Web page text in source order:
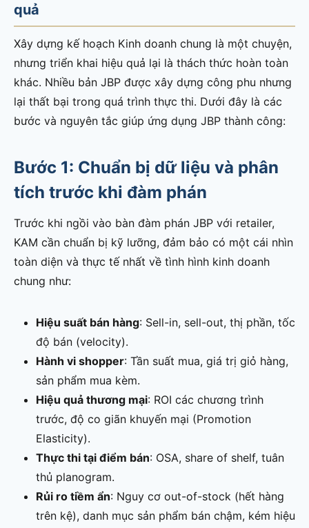
quả
Xây dựng kế hoạch Kinh doanh chung là một chuyện,
nhưng triển khai hiệu quả lại là thách thức hoàn toàn
khác. Nhiều bản JBP được xây dựng công phu nhưng
lại thất bại trong quá trình thực thi. Dưới đây là các
bước và nguyên tắc giúp ứng dụng JBP thành công:
Bước 1: Chuẩn bị dữ liệu và phân
tích trước khi đàm phán
Trước khi ngồi vào bàn đàm phán JBP với retailer,
KAM cần chuẩn bị kỹ lưỡng, đảm bảo có một cái nhìn
toàn diện và thực tế nhất về tình hình kinh doanh
chung như:
Hiệu suất bán hàng: Sell-in, sell-out, thị phần, tốc
độ bán (velocity).
Hành vi shopper: Tần suất mua, giá trị giỏ hàng,
sản phẩm mua kèm.
Hiệu quả thương mại: ROI các chương trình
trước, độ co giãn khuyến mại (Promotion
Elasticity).
Thực thi tại điểm bán: OSA, share of shelf, tuân
thủ planogram.
Rủi ro tiềm ẩn: Nguy cơ out-of-stock (hết hàng
trên kệ), danh mục sản phẩm bán chậm, kém hiệu